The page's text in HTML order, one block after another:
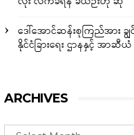
ဒေါ်အောင်ဆန်းစုကြည်အား ခ
နိုင်ငံခြားရေး ဌာနနှင့် အာဆီ
ARCHIVES